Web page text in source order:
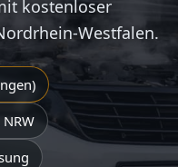
kostenloser
Westfalen.